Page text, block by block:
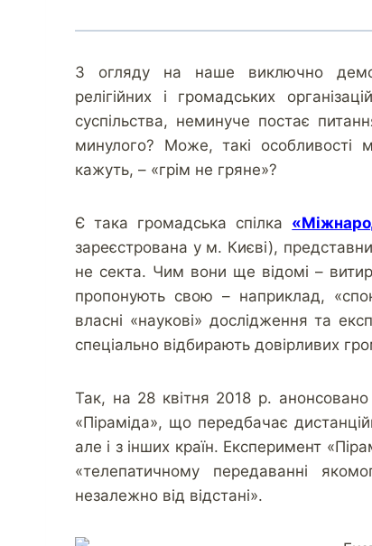
З огляду на наше виключно
релігійних і громадських
суспільства, неминуче постає
минулого? Може, такі особливості
кажуть, – «грім не гряне»?
Є така громадська спілка
зареєстрована у м. Києві),
не секта. Чим вони ще відомі –
пропонують свою – наприклад,
власні «наукові» дослідження та
спеціально відбирають довірливих
Так, на 28 квітня 2018 р.
«Піраміда», що передбачає
але і з інших країн. Експеримент
«телепатичному передаванні
незалежно від відстані».